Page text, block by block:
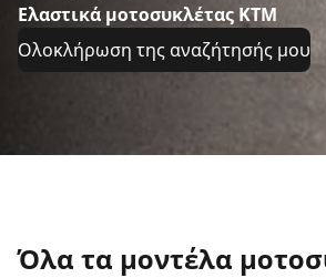
Ελαστικά μοτοσυκλέτας KTM
Ολοκλήρωση της αναζήτησής μου
Όλα τα μοντέλα